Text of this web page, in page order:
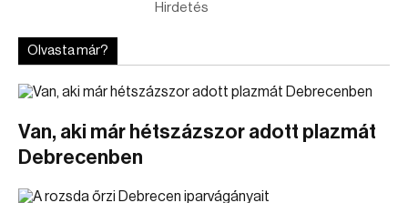
Hirdetés
Olvasta már?
Van, aki már hétszázszor adott plazmát
Debrecenben